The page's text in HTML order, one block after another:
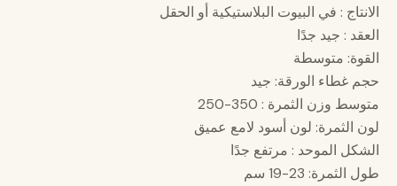
الانتاج : في البيوت البلاستيكية أو الحقل
العقد : جيد جدًا
القوة: متوسطة
حجم غطاء الورقة: جيد
متوسط ​​وزن الثمرة : 350-250
لون الثمرة: لون أسود لامع عميق
الشكل الموحد : مرتفع جدًا
طول الثمرة: 23-19 سم